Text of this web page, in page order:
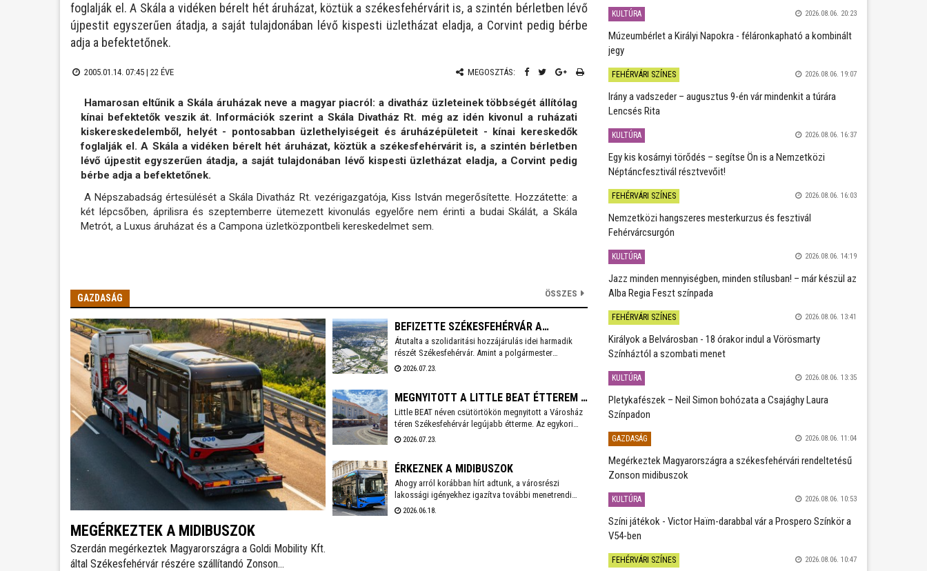
foglalják el. A Skála a vidéken bérelt hét áruházat, köztük a székesfehérvárit is, a szintén bérletben lévő
újpestit egyszerűen átadja, a saját tulajdonában lévő kispesti üzletházat eladja, a Corvint pedig bérbe
adja a befektetőnek.
2005.01.14. 07:45 | 22 ÉVE MEGOSZTÁS:
Hamarosan eltűnik a Skála áruházak neve a magyar piacról: a divatház üzleteinek többségét állítólag
kínai befektetők veszik át. Információk szerint a Skála Divatház Rt. még az idén kivonul a ruházati
kiskereskedelemből, helyét - pontosabban üzlethelyiségeit és áruházépületeit - kínai kereskedők
foglalják el. A Skála a vidéken bérelt hét áruházat, köztük a székesfehérvárit is, a szintén bérletben
lévő újpestit egyszerűen átadja, a saját tulajdonában lévő kispesti üzletházat eladja, a Corvint pedig
bérbe adja a befektetőnek.
A Népszabadság értesülését a Skála Divatház Rt. vezérigazgatója, Kiss István megerősítette. Hozzátette: a
két lépcsőben, áprilisra és szeptemberre ütemezett kivonulás egyelőre nem érinti a budai Skálát, a Skála
Metrót, a Luxus áruházat és a Campona üzletközpontbeli kereskedelmet sem.
GAZDASÁG ÖSSZES
MEGÉRKEZTEK A MIDIBUSZOK
Szerdán megérkeztek Magyarországra a Goldi Mobility Kft.
által Székesfehérvár részére szállítandó Zonson
BEFIZETTE SZÉKESFEHÉRVÁR A
SZOLIDARITÁSI HOZZÁJÁRULÁS
AKTUÁLIS RÉSZLETÉT
Átutalta a szolidaritási hozzájárulás idei harmadik
részét Székesfehérvár. Amint a polgármester
Facebook bejegyzésből kiderül, idén még 3,6 milliárd
2026.07.23.
MEGNYITOTT A LITTLE BEAT ÉTTEREM A
VÁROSHÁZ TÉREN
Little BEAT néven csütörtökön megnyitott a Városház
téren Székesfehérvár legújabb étterme. Az egykori
Bierbauer-ház helyén 2010 óta a Pátria étterem
a helyiséget. A pályázatot a Fehérvár Gast Kft. nyerte,
mely többek között a Beat éttermet is évek óta nagy
sikerrel üzemelteti a városban.
2026.07.23.
ÉRKEZNEK A MIDIBUSZOK
Ahogy arról korábban hírt adtunk, a városrészi
lakossági igényekhez igazítva további menetrendi
módosítások várhatóak Székesfehérvár helyi
2026.06.18.
KULTÚRA 2026.08.06. 20:23
Múzeumbérlet a Királyi Napokra - féláronkapható a kombinált
jegy
FEHÉRVÁRI SZÍNES 2026.08.06. 19:07
Irány a vadszeder – augusztus 9-én vár mindenkit a túrára
Lencsés Rita
KULTÚRA 2026.08.06. 16:37
Egy kis kosárnyi törődés – segítse Ön is a Nemzetközi
Néptáncfesztivál résztvevőit!
FEHÉRVÁRI SZÍNES 2026.08.06. 16:03
Nemzetközi hangszeres mesterkurzus és fesztivál
Fehérvárcsurgón
KULTÚRA 2026.08.06. 14:19
Jazz minden mennyiségben, minden stílusban! – már készül az
Alba Regia Feszt színpada
FEHÉRVÁRI SZÍNES 2026.08.06. 13:41
Királyok a Belvárosban - 18 órakor indul a Vörösmarty
Színháztól a szombati menet
KULTÚRA 2026.08.06. 13:35
Pletykafészek – Neil Simon bohózata a Csajághy Laura
Színpadon
GAZDASÁG 2026.08.06. 11:04
Megérkeztek Magyarországra a székesfehérvári rendeltetésű
Zonson midibuszok
KULTÚRA 2026.08.06. 10:53
Színi játékok - Victor Haïm-darabbal vár a Prospero Színkör a
V54-ben
FEHÉRVÁRI SZÍNES 2026.08.06. 10:47